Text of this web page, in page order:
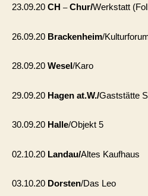
23.09.20 CH –Chur/Werkstatt
26.09.20 Brackenheim/
28.09.20 Wesel /Karo
29.09.20 Hagen at.W./Gaststätte
30.09.20 Halle/Objekt 5
02.10.20 Landau/Altes Kaufhaus
03.10.20 Dorsten/Das Leo